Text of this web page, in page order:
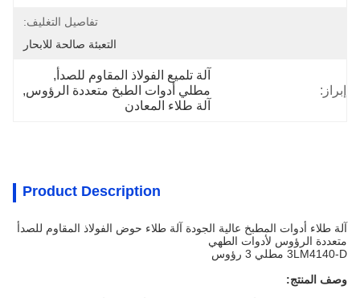
تفاصيل التغليف:
التعبئة صالحة للابحار
إبراز:
آلة تلميع الفولاذ المقاوم للصدأ,
مطلي أدوات الطبخ متعددة الرؤوس ,
آلة طلاء المعادن
Product Description
آلة طلاء أدوات المطبخ عالية الجودة آلة طلاء حوض الفولاذ المقاوم للصدأ
متعددة الرؤوس لأدوات الطهي
3LM4140-D مطلي 3 رؤوس
وصف المنتج: